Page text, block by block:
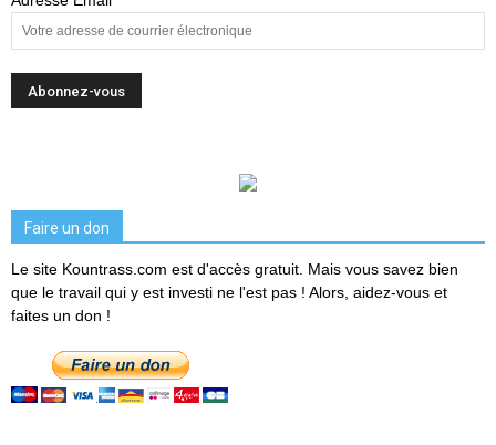
Faire un don
Le site Kountrass.com est d'accès gratuit. Mais vous savez bien
que le travail qui y est investi ne l'est pas ! Alors, aidez-vous et
faites un don !